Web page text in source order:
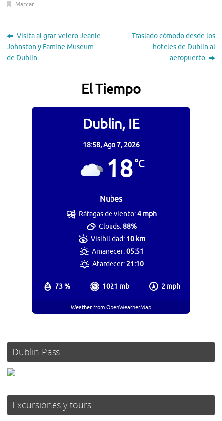
Marcar.
Visita al gran velero Jeanie
Johnston y Famine Museum
de Dublín
Traslado cómodo desde los
hoteles de Dublín al
aeropuerto
El Tiempo
Dublin, IE
18:58,Ago 7, 2026
18°C
Nubes
73 % 1021 mb 2 mph
Ráfagas de viento:4 mph
Clouds:88%
Visibilidad: 10 km
Amanecer:05:51
Atardecer:21:10
Weather from OpenWeatherMap
Dublin Pass
Excursiones y tours